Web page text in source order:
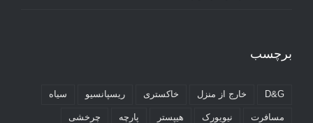
برچسب
D&G خارج از منزل خاکستری ریسپانسیو سیاه
مسافرت نیویورک هیپستر پارچه چرخشی